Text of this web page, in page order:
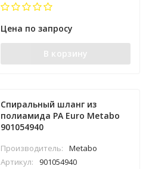
Цена по запросу
В корзину
Спиральный шланг из
полиамида PA Euro Metabo
901054940
Производитель:
Metabo
Артикул:
901054940